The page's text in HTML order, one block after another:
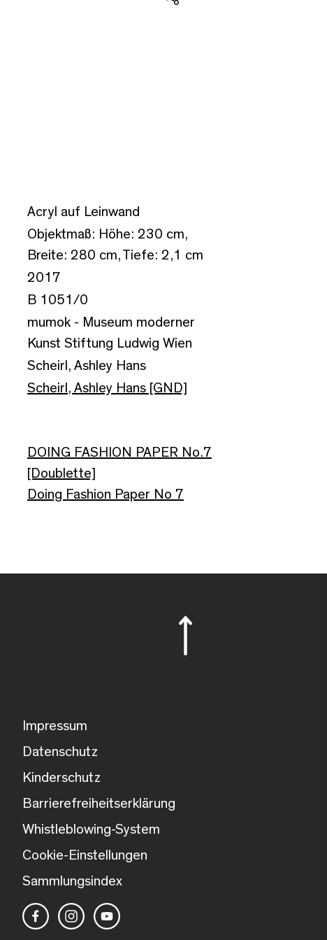
Acryl auf Leinwand
Objektmaß: Höhe: 230 cm,
Breite: 280 cm, Tiefe: 2,1 cm
2017
B 1051/0
mumok - Museum moderner
Kunst Stiftung Ludwig Wien
Scheirl, Ashley Hans
Scheirl, Ashley Hans [GND]
DOING FASHION PAPER No.7
[Doublette]
Doing Fashion Paper No 7
Impressum
Datenschutz
Kinderschutz
Barrierefreiheitserklärung
Whistleblowing-System
Cookie-Einstellungen
Sammlungsindex